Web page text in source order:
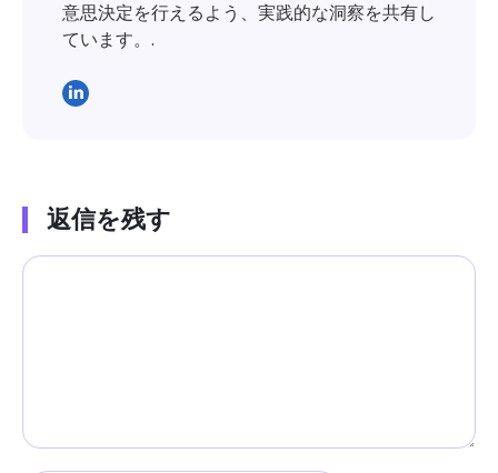
意思決定を行えるよう、実践的な洞察を共有し
ています。.
返信を残す